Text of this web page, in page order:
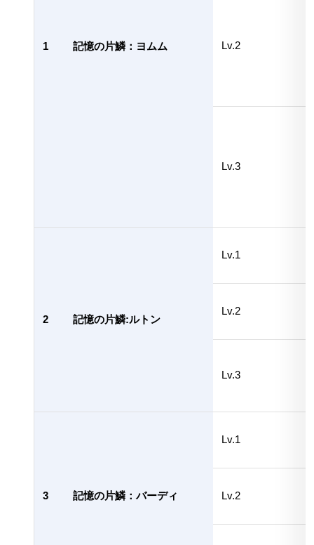
1 記憶の片鱗：ヨムム Lv.2
Lv.3
2 記憶の片鱗:ルトン
Lv.1
Lv.2
Lv.3
3 記憶の片鱗：バーディ
Lv.1
Lv.2